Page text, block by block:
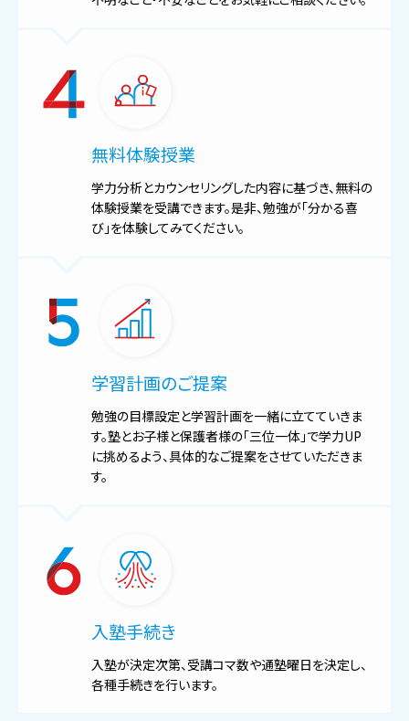
無料体験授業
学力分析とカウンセリングした内容に基づき、無料の
体験授業を受講できます。是非、勉強が「分かる喜
び」を体験してみてください。
学習計画のご提案
勉強の目標設定と学習計画を一緒に立てていきま
す。塾とお子様と保護者様の「三位一体」で学力UP
に挑めるよう、具体的なご提案をさせていただきま
す。
入塾手続き
入塾が決定次第、受講コマ数や通塾曜日を決定し、
各種手続きを行います。